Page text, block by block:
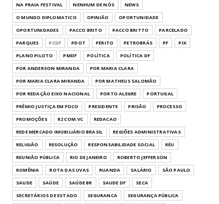
NA PRAIA FESTIVAL
NENHUM DE NÓS
NEWS
O MUNDO DIPLOMATICO
OPINIÃO
OPORTUNIDADE
OPORTUNIDADES
PACCO BRITO PACCO BRITTO
PARCELADO
PARQUES
PCDF PDOT PERITO PETROBRÁS PF
PIX
PLANO PILOTO
PMDF POLÍTICA
POLÍTICA DF
POR ANDERSON MIRANDA
POR MARIA CLARA
POR MARIA CLARA MIRANDA
POR MATHEUS SALOMÃO
POR REDAÇÃO EIXO NACIONAL
PORTO ALEGRE
PORTUGAL
PRÊMIO JUSTIÇA EM FOCO
PRESIDENTE PRISÃO
PROCESSO
PROMOÇÕES
R2 COM.VC
REDACAO
REDE MERCADO IMOBILIÁRIO BRASIL
REGIÕES ADMINISTRATIVAS
RELIGIÃO
RESOLUÇÃO RESPONSABILIDADE SOCIAL
RÉU
REUNIÃO PÚBLICA
RIO DE JANEIRO
ROBERTO JEFFERSON
ROMÊNIA
ROTA DAS UVAS RUANDA SALÁRIO
SÃO PAULO
SAUDE
SAÚDE SAÚDE BR SAUDE DF
SECA
SECRETÁRIOS DE ESTADO
SEGURANCA
SEGURANÇA PÚBLICA